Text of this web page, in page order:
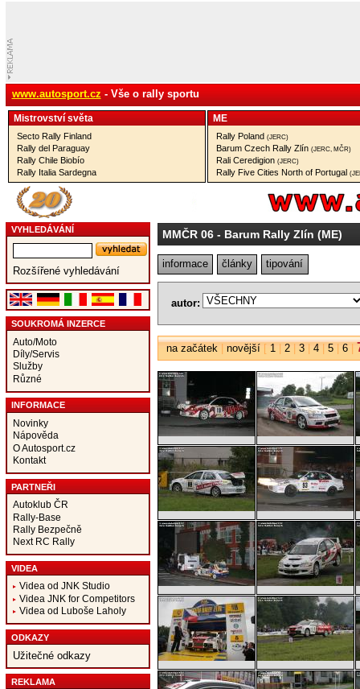
www.autosport.cz - Vše o rally sportu
Mistrovství­ světa
Secto Rally Finland
Rally del Paraguay
Rally Chile Biobío
Rally Italia Sardegna
ME
Rally Poland (JERC)
Barum Czech Rally Zlín (JERC, MČR)
Rali Ceredigion (JERC)
Rally Five Cities North of Portugal
VYHLEDÁVÁNÍ
Rozšířené vyhledávání
SOUKROMÁ INZERCE
Auto/Moto
Díly/Servis
Služby
Různé
INFORMACE
Novinky
Nápověda
O Autosport.cz
Kontakt
PARTNEŘI
Autoklub ČR
Rally-Base
Rally Bezpečně
Next RC Rally
VIDEA
Videa od JNK Studio
Videa JNK for Competitors
Videa od Luboše Laholy
ODKAZY
Užitečné odkazy
REKLAMA
MMČR 06- Barum Rally Zlín (ME)
informace články tipování
autor:
na začátek| novější[ 1| 2| 3| 4| 5| 6|